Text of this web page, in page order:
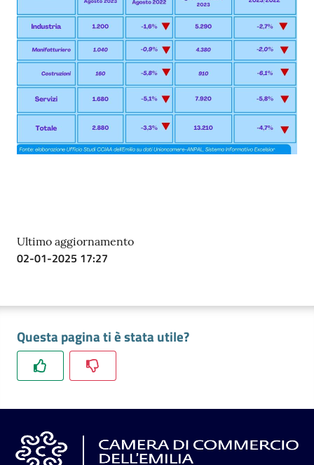
Ultimo aggiornamento
02-01-2025 17:27
Questa pagina ti è stata utile?